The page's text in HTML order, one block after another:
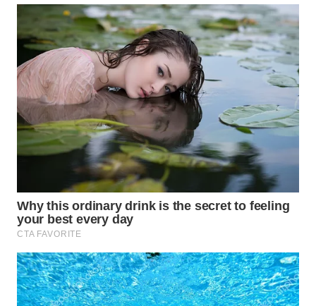
TAPANULI
SELATAN
WN
TANJUNG
LESUNG
WN
KARO
SIMALUNGUN
WN
WN
TAPANULI